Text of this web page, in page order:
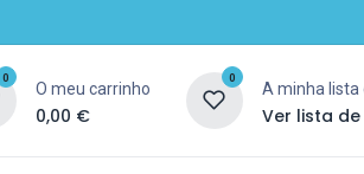
0
O meu carrinho
0,00 €
0
A minha lista
Ver lista